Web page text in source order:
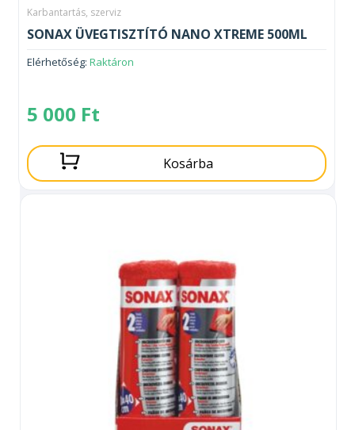
Karbantartás, szerviz
SONAX ÜVEGTISZTÍTÓ NANO XTREME 500ML
Elérhetőség: Raktáron
5 000 Ft
Kosárba